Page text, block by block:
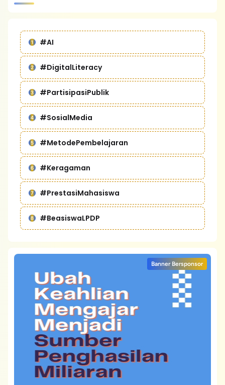
#AI
#DigitalLiteracy
#PartisipasiPublik
#SosialMedia
#MetodePembelajaran
#Keragaman
#PrestasiMahasiswa
#BeasiswaLPDP
Banner Bersponsor